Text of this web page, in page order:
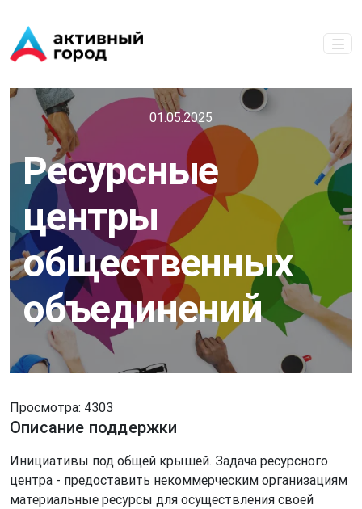
01.05.2025
Ресурсные
центры
общественных
объединений
Просмотра: 4303
Описание поддержки
Инициативы под общей крышей. Задача ресурсного
центра - предоставить некоммерческим организациям
материальные ресурсы для осуществления своей